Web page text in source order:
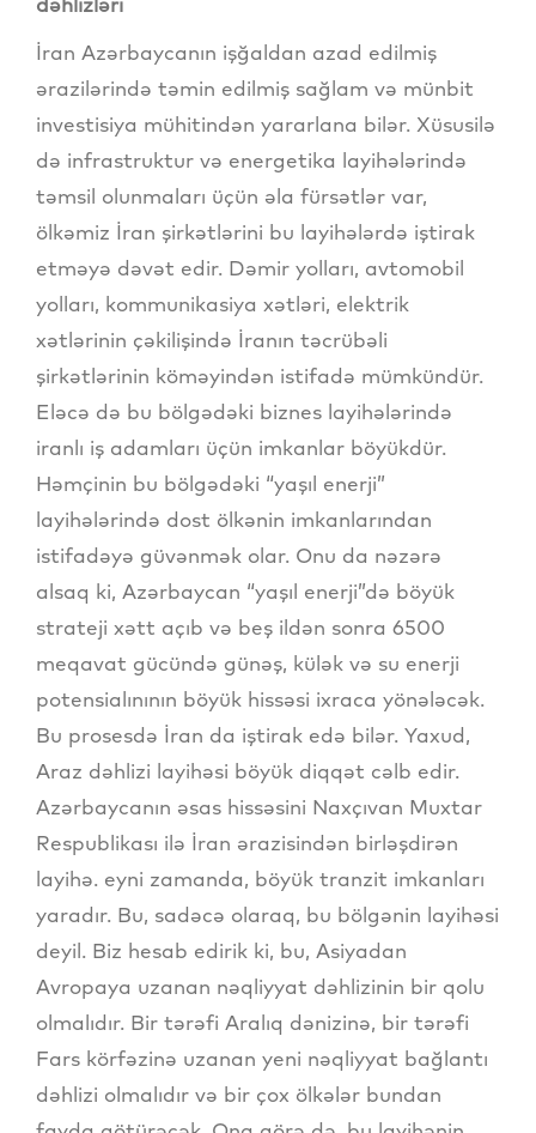
İran Azərbaycanın işğaldan azad edilmiş
ərazilərində təmin edilmiş sağlam və münbit
investisiya mühitindən yararlana bilər. Xüsusilə
də infrastruktur və energetika layihələrində
təmsil olunmaları üçün əla fürsətlər var,
ölkəmiz İran şirkətlərini bu layihələrdə iştirak
etməyə dəvət edir. Dəmir yolları, avtomobil
yolları, kommunikasiya xətləri, elektrik
xətlərinin çəkilişində İranın təcrübəli
şirkətlərinin köməyindən istifadə mümkündür.
Eləcə də bu bölgədəki biznes layihələrində
iranlı iş adamları üçün imkanlar böyükdür.
Həmçinin bu bölgədəki “yaşıl enerji”
layihələrində dost ölkənin imkanlarından
istifadəyə güvənmək olar. Onu da nəzərə
alsaq ki, Azərbaycan “yaşıl enerji”də böyük
strateji xətt açıb və beş ildən sonra 6500
meqavat gücündə günəş, külək və su enerji
potensialınının böyük hissəsi ixraca yönələcək.
Bu prosesdə İran da iştirak edə bilər. Yaxud,
Araz dəhlizi layihəsi böyük diqqət cəlb edir.
Azərbaycanın əsas hissəsini Naxçıvan Muxtar
Respublikası ilə İran ərazisindən birləşdirən
layihə. eyni zamanda, böyük tranzit imkanları
yaradır. Bu, sadəcə olaraq, bu bölgənin layihəsi
deyil. Biz hesab edirik ki, bu, Asiyadan
Avropaya uzanan nəqliyyat dəhlizinin bir qolu
olmalıdır. Bir tərəfi Aralıq dənizinə, bir tərəfi
Fars körfəzinə uzanan yeni nəqliyyat bağlantı
dəhlizi olmalıdır və bir çox ölkələr bundan